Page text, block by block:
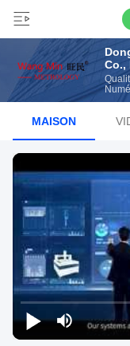
Co.,
MAISON